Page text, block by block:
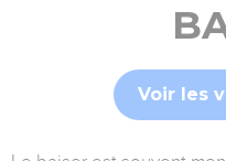
Voir les